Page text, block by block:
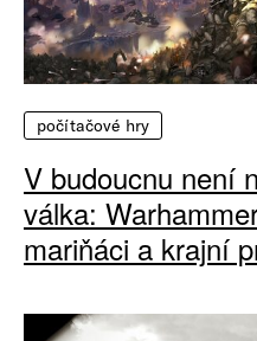
počítačové hry
V budoucnu není
válka:
mariňáci a krajní